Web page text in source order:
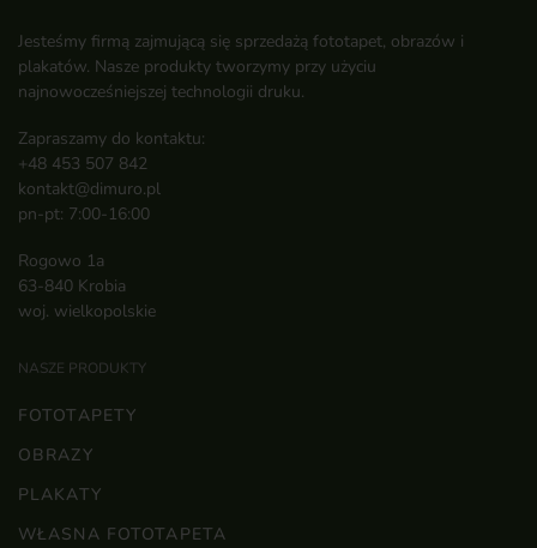
Jesteśmy firmą zajmującą się sprzedażą fototapet, obrazów i
plakatów. Nasze produkty tworzymy przy użyciu
najnowocześniejszej technologii druku.
Zapraszamy do kontaktu:
+48 453 507 842
kontakt@dimuro.pl
pn-pt: 7:00-16:00
Rogowo 1a
63-840 Krobia
woj. wielkopolskie
NASZE PRODUKTY
FOTOTAPETY
OBRAZY
PLAKATY
WŁASNA FOTOTAPETA